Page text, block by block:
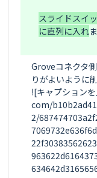
スライドスイ
に直列に入れ
Groveコネクタ
りがよいように
![キャプション
com/
2/